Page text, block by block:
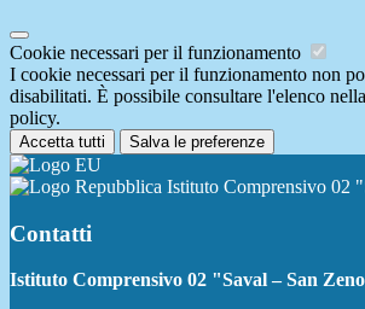
Cookie necessari per il funzionamento
I cookie necessari per il funzionamento non
disabilitati. È possibile consultare l'elenco
policy.
Accetta tutti Salva le preferenze
Istituto Comprensivo 02
Contatti
Istituto Comprensivo 02 "Saval – San